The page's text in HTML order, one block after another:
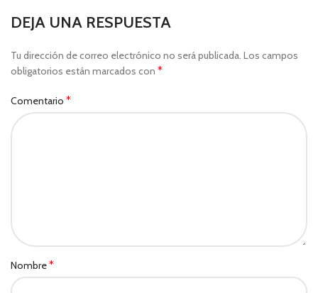
DEJA UNA RESPUESTA
Tu dirección de correo electrónico no será publicada. Los campos
obligatorios están marcados con *
Comentario *
Nombre*